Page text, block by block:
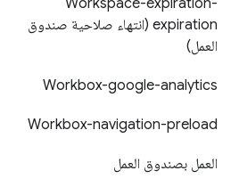
Workspace-expiration-
expiration (انتهاء صلاحية صندوق
العمل)
Workbox-google-analytics
Workbox-navigation-preload
العمل بصندوق العمل